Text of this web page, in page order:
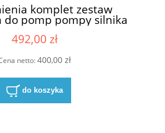
komplet zestaw
do pomp pompy silnika
KP30-83E3-R/B/L
492,00 zł
netto:400,00 zł
do koszyka